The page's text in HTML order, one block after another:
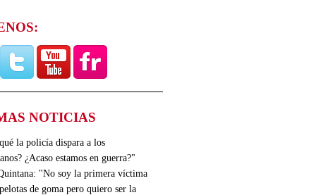
NOTICIAS
la policía dispara a los
¿Acaso estamos en guerra?"
"No soy la primera víctima
de goma pero quiero ser la